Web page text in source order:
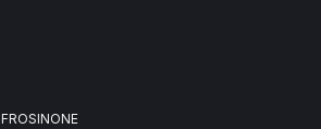
FROSINONE